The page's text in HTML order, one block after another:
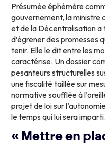
Présumée éphémère
gouvernement, la ministre
et de la Décentralisation
d’égrener des promesses
tenir. Elle le dit entre les
caractérise. Un dossier
pesanteurs structurelles
une fiscalité taillée sur
normative soufflée à
projet de loi sur
le temps qui lui sera
« Mettre en